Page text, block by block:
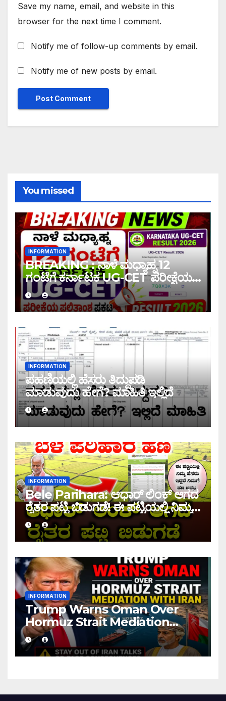
Save my name, email, and website in this
browser for the next time I comment.
Notify me of follow-up comments by email.
Notify me of new posts by email.
You missed
INFORMATION
BREAKING : ನಾಳೆ ಮಧ್ಯಾಹ್ನ 12
ಗಂಟೆಗೆ ಕರ್ನಾಟಕ UG-CET ಪರೀಕ್ಷೆಯ
ಫಲಿತಾಂಶ ಪ್ರಕಟ |UG-CET Result
2026
INFORMATION
ಪಹಣಿಯಲ್ಲಿ ಹೆಸರು ತಿದ್ದುಪಡಿ
ಮಾಡುವುದು ಹೇಗೆ? ಮಾಹಿತಿ ಇಲ್ಲಿದೆ
INFORMATION
Bele Parihara: ಆಧಾರ್ ಲಿಂಕ್ ಆಗದ
ರೈತರ ಪಟ್ಟಿ ಬಿಡುಗಡೆ! ಈ ಪಟ್ಟಿಯಲ್ಲಿ ನಿಮ್ಮ
ಹೆಸರು ಇದ್ದರೆ ನಿಮಗೆ ಹಣ ಜಮಾ ಆಗಲ್ಲ !
INFORMATION
Trump Warns Oman Over
Hormuz Strait Mediation
With Iran